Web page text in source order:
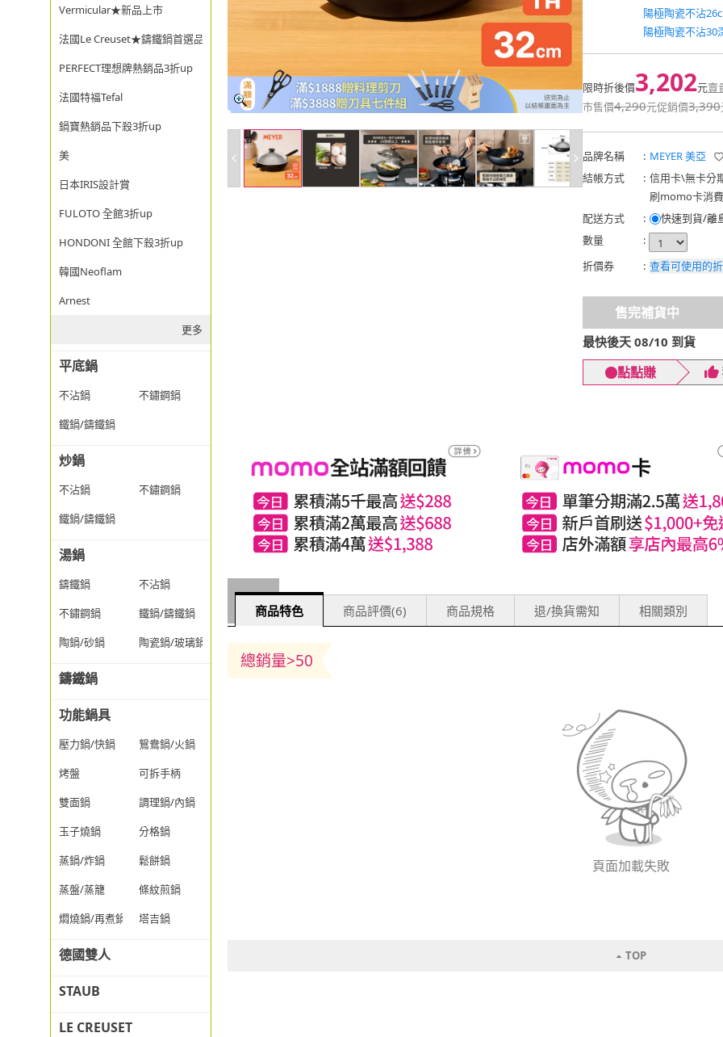
Vermicular★新品上市
法國Le Creuset★鑄鐵鍋首選品牌
PERFECT理想牌熱銷品3折up
法國特福Tefal
鍋寶熱銷品下殺3折up
美
日本IRIS設計賞
FULOTO 全館3折up
HONDONI 全館下殺3折up
韓國Neoflam
Arnest
更多
平底鍋
不沾鍋
不鏽鋼鍋
鐵鍋/鑄鐵鍋
炒鍋
不沾鍋
不鏽鋼鍋
鐵鍋/鑄鐵鍋
湯鍋
鑄鐵鍋
不沾鍋
不鏽鋼鍋
鐵鍋/鑄鐵鍋
陶鍋/砂鍋
陶瓷鍋/玻璃鍋/透明鍋
鑄鐵鍋
功能鍋具
壓力鍋/快鍋
鴛鴦鍋/火鍋
烤盤
可拆手柄
雙面鍋
調理鍋/內鍋
玉子燒鍋
分格鍋
蒸鍋/炸鍋
鬆餅鍋
蒸盤/蒸籠
條紋煎鍋
燜燒鍋/再煮鍋
塔吉鍋
德國雙人
STAUB
LE CREUSET
陽極陶瓷不沾
陽極陶瓷不沾30
限時折後價3,202元賣
市售價4,290元促銷價3,390
品牌名稱 : MEYER 美亞
結帳方式
: 信用卡\無卡分
刷momo卡消
配送方式
: 快速到貨/離
數量
:
折價券
: 查看可使用的
售完補貨中
最快後天 08/10 到貨
點點賺
商品特色 商品評價(6) 商品規格 退/換貨需知 相關類別
總銷量>50
頁面加載失敗
TOP